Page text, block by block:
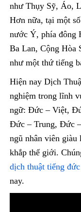
như Thụy Sỹ, Áo,
Hơn nữa, tại một
nước Ý, phía đông
Ba Lan, Cộng
như một thứ tiếng
Hiện nay Dịch
nghiệm trong lĩnh
ngữ: Đức – Việt,
Đức – Trung, Đức
ngũ nhân viên giàu
khắp thế giới.
dịch thuật tiếng đức
nay.